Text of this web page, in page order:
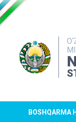
BOSHQARMA